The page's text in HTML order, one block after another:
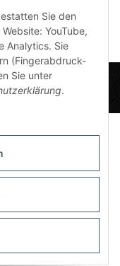
Sie den
YouTube,
Analytics. Sie
(Fingerabdruck-
Sie unter
.